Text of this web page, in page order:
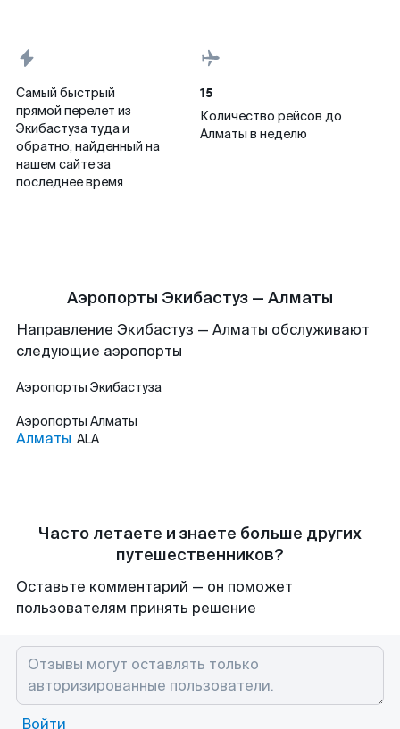
Самый быстрый
прямой перелет из
Экибастуза туда и
обратно, найденный на
нашем сайте за
последнее время
15
Количество рейсов до
Алматы в неделю
Аэропорты Экибастуз — Алматы
Направление Экибастуз — Алматы обслуживают
следующие аэропорты
Аэропорты Экибастуза
Аэропорты Алматы
Алматы ALA
Часто летаете и знаете больше других
путешественников?
Оставьте комментарий — он поможет
пользователям принять решение
Войти